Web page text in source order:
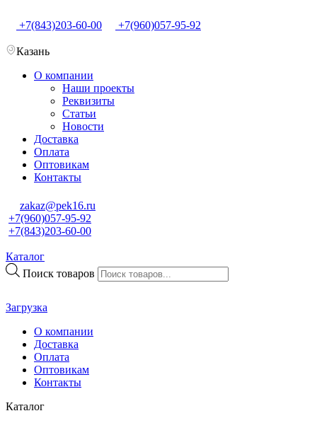
+7(843)203-60-00 +7(960)057-95-92
Казань
О компании
Наши проекты
Реквизиты
Статьи
Новости
Доставка
Оплата
Оптовикам
Контакты
zakaz@pek16.ru
+7(960)057-95-92
+7(843)203-60-00
Каталог
Поиск товаров
Загрузка
О компании
Доставка
Оплата
Оптовикам
Контакты
Каталог